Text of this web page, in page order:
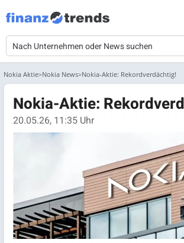
Nokia Aktie Nokia News Nokia-Aktie: Rekordverdächtig!
Nokia-Aktie:
20.05.26, 11:35 Uhr